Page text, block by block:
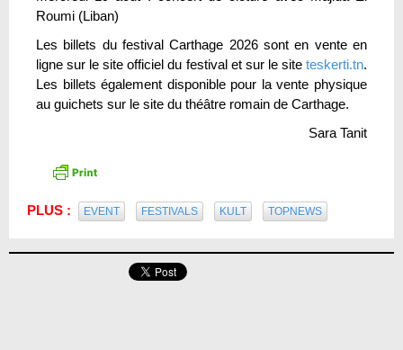
Roumi (Liban)
Les billets du festival Carthage 2026 sont en vente en
ligne sur le site officiel du festival et sur le site teskerti.tn.
Les billets également disponible pour la vente physique
au guichets sur le site du théâtre romain de Carthage.
Sara Tanit
PLUS : EVENT FESTIVALS KULT TOPNEWS